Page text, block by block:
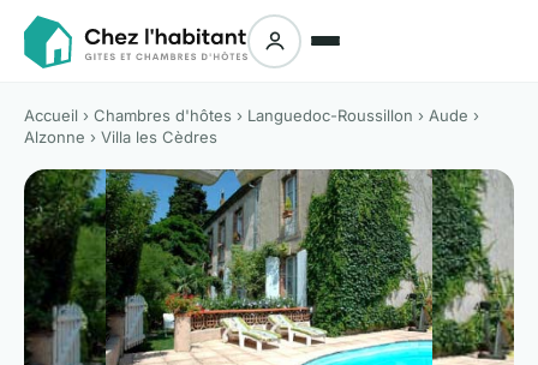
Accueil › Chambres d'hôtes › Languedoc-Roussillon › Aude ›
Alzonne › Villa les Cèdres